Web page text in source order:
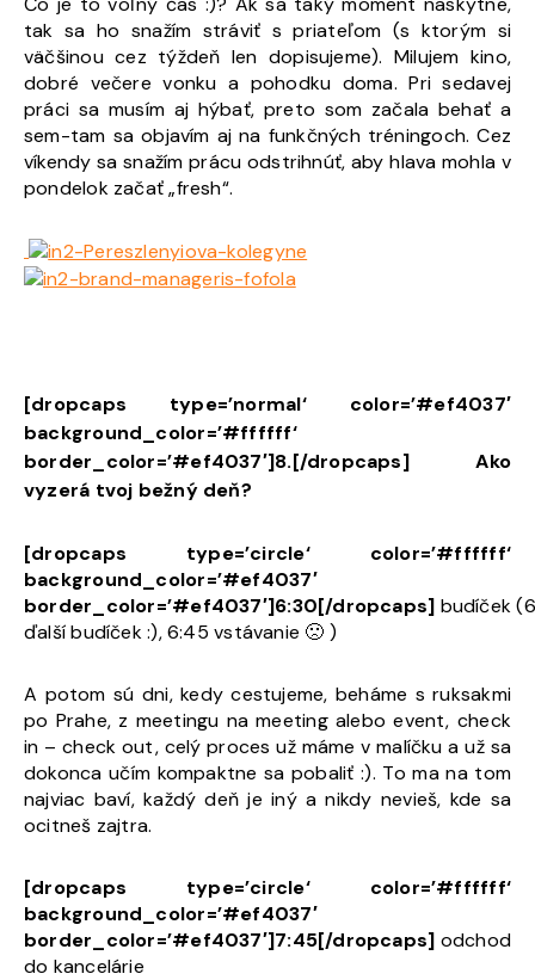
tak sa ho snažím stráviť s priateľom (s ktorým si
väčšinou cez týždeň len dopisujeme). Milujem kino,
dobré večere vonku a pohodku doma. Pri sedavej
práci sa musím aj hýbať, preto som začala behať a
sem-tam sa objavím aj na funkčných tréningoch. Cez
víkendy sa snažím prácu odstrihnúť, aby hlava mohla v
pondelok začať „fresh“.
[dropcaps type=’normal‘ color=’#ef4037′
background_color=’#ffffff‘
border_color=’#ef4037′]8.[/dropcaps] Ako
vyzerá tvoj bežný deň?
[dropcaps type=’circle‘ color=’#ffffff‘
background_color=’#ef4037′
border_color=’#ef4037′]6:30[/dropcaps] budíček
ďalší budíček :), 6:45 vstávanie 🙁 )
A potom sú dni, kedy cestujeme, beháme s ruksakmi
po Prahe, z meetingu na meeting alebo event, check
in – check out, celý proces už máme v malíčku a už sa
dokonca učím kompaktne sa pobaliť :). To ma na tom
najviac baví, každý deň je iný a nikdy nevieš, kde sa
ocitneš zajtra.
[dropcaps type=’circle‘ color=’#ffffff‘
background_color=’#ef4037′
border_color=’#ef4037′]7:45[/dropcaps] odchod
do kancelárie